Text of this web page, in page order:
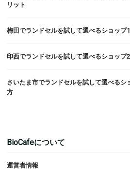
リット
梅田でランドセルを試して選べるショップ
印西でランドセルを試して選べるショップ
さいたま市でランドセルを試して選べるシ
方
BioCafeについて
運営者情報